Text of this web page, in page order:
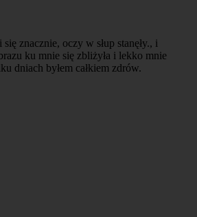
znacznie, oczy w słup stanęły., i
ku mnie się zbliżyła i lekko mnie
dniach byłem całkiem zdrów.